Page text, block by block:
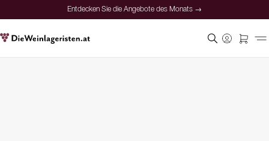
Entdecken Sie die Angebote des Monats →